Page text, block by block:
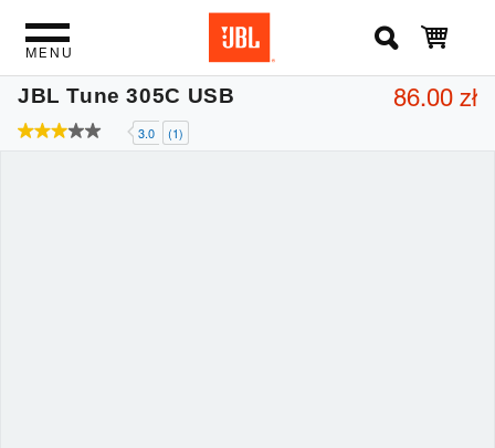
MENU
JBL Tune 305C USB
3.0 (1)
86.00 zł